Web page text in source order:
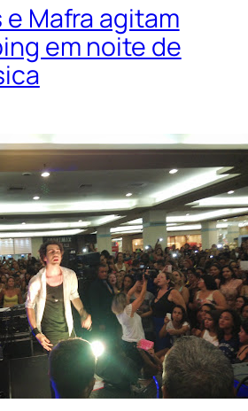
e Mafra agitam
em noite de